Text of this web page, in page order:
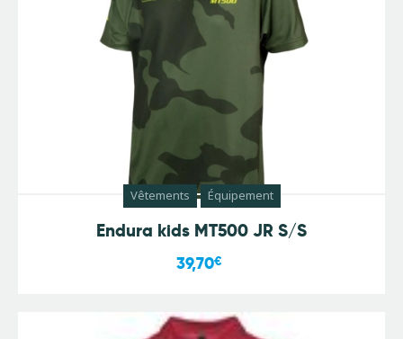
Vêtements Équipement
Endura kids MT500 JR S/S
39,70€